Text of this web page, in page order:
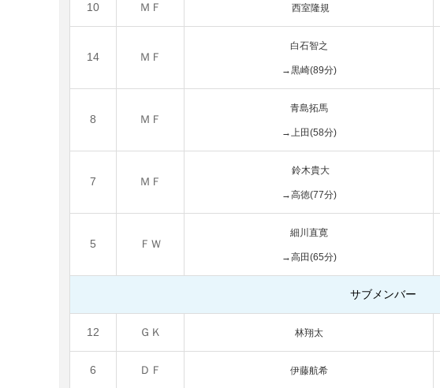
10 ＭＦ 西室隆規
14 ＭＦ
白石智之
→黒崎(89分)
8 ＭＦ
青島拓馬
→上田(58分)
7 ＭＦ
鈴木貴大
→高徳(77分)
5 ＦＷ
細川 直寛
→高田(65分)
サブメンバー
12 ＧＫ 林翔太
6 ＤＦ 伊藤航希